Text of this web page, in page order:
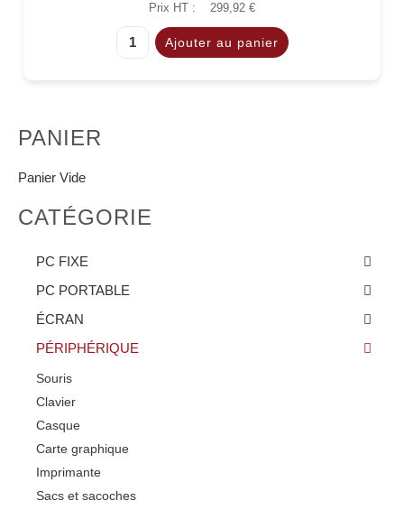
Prix HT : 299,92 €
PANIER
Panier Vide
CATÉGORIE
PC FIXE
PC PORTABLE
ÉCRAN
PÉRIPHÉRIQUE
Souris
Clavier
Casque
Carte graphique
Imprimante
Sacs et sacoches